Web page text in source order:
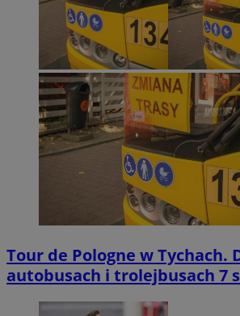
Tour de Pologne w Tychach.
autobusach i trolejbusach 7